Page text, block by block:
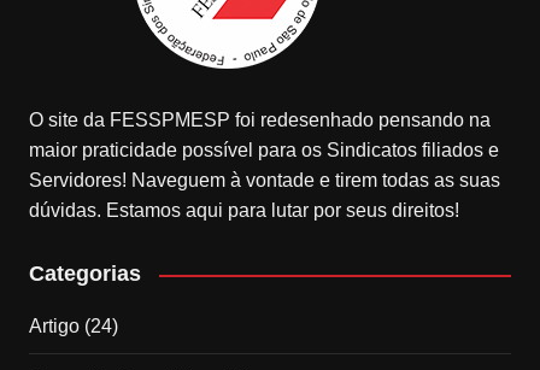
O site da FESSPMESP foi redesenhado pensando na
maior praticidade possível para os Sindicatos filiados e
Servidores! Naveguem à vontade e tirem todas as suas
dúvidas. Estamos aqui para lutar por seus direitos!
Categorias
Artigo(24)